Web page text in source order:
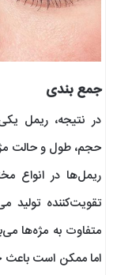
جمع بندی
در نتیجه، ریمل
حجم، طول و حالت
ریمل‌ها در انواع
تقویت‌کننده تولید
متفاوت به مژه‌ها
اما ممکن است باعث